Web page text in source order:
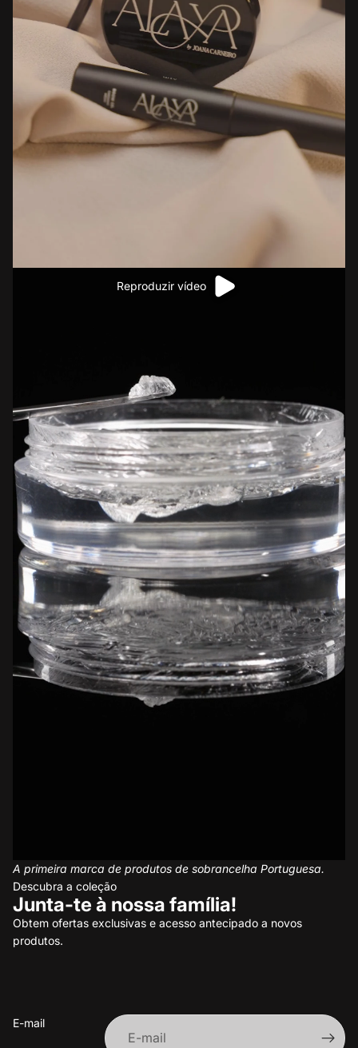
Reproduzir vídeo
A primeira marca de produtos de sobrancelha Portuguesa.
Descubra a coleção
Junta-te à nossa família!
Obtem ofertas exclusivas e acesso antecipado a novos
produtos.
E-mail